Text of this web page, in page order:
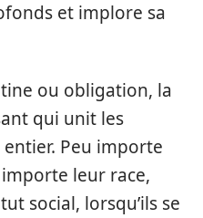
et implore sa
ou obligation, la
qui unit les
Peu importe
leur race,
social, lorsqu’ils se